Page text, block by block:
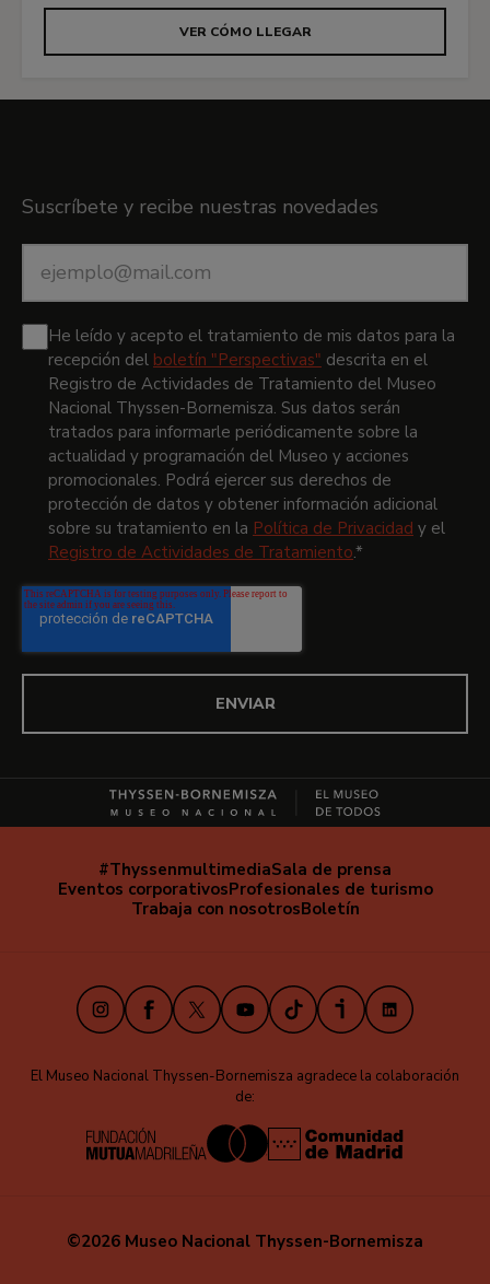
VER CÓMO LLEGAR
Suscríbete y recibe nuestras novedades
electrónico*
He leído y acepto el tratamiento de mis datos para la
recepción del boletín "Perspectivas" descrita en el
Registro de Actividades de Tratamiento del Museo
Nacional Thyssen-Bornemisza. Sus datos serán
tratados para informarle periódicamente sobre la
actualidad y programación del Museo y acciones
promocionales. Podrá ejercer sus derechos de
protección de datos y obtener información adicional
sobre su tratamiento en la Política de Privacidad y el
Registro de Actividades de Tratamiento.*
Navegación#ThyssenmultimediaSala de prensa
Eventos corporativosProfesionales de turismo
Trabaja con nosotrosBoletín
Instagram
Facebook
X YoutubeTikTokiVooxLinkedIn
El Museo Nacional Thyssen-Bornemisza agradece la colaboración
de:
©2026 Museo Nacional Thyssen-Bornemisza